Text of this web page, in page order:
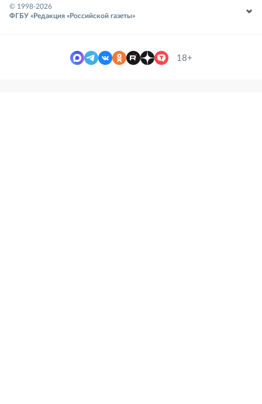
© 1998-2026
ФГБУ «Редакция «Российской газеты»
18+